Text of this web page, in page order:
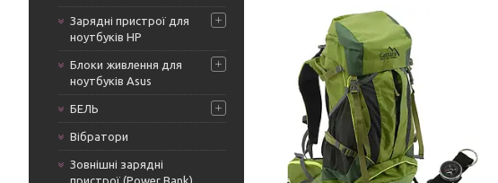
Зарядні пристрої для
ноутбуків HP
Блоки живлення для
ноутбуків Asus
БЕЛЬ
Вібратори
Зовнішні зарядні
пристрої (Power Bank)